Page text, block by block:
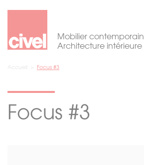
Mobilier contemporain
Architecture intérieure
Accueil > Focus #3
Focus #3